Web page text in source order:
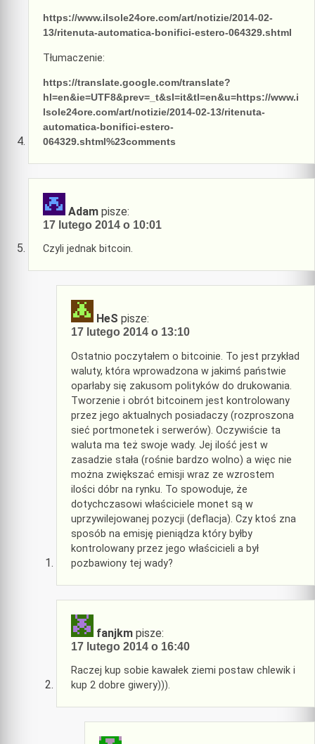
https://www.ilsole24ore.com/art/notizie/2014-02-
13/ritenuta-automatica-bonifici-estero-064329.shtml
Tłumaczenie:
https://translate.google.com/translate?
hl=en&ie=UTF8&prev=_t&sl=it&tl=en&u=https://www.i
lsole24ore.com/art/notizie/2014-02-13/ritenuta-
automatica-bonifici-estero-
064329.shtml%23comments
Adam pisze:
17 lutego 2014 o 10:01
Czyli jednak bitcoin.
HeS pisze:
17 lutego 2014 o 13:10
Ostatnio poczytałem o bitcoinie. To jest przykład
waluty, która wprowadzona w jakimś państwie
oparłaby się zakusom polityków do drukowania.
Tworzenie i obrót bitcoinem jest kontrolowany
przez jego aktualnych posiadaczy (rozproszona
sieć portmonetek i serwerów). Oczywiście ta
waluta ma też swoje wady. Jej ilość jest w
zasadzie stała (rośnie bardzo wolno) a więc nie
można zwiększać emisji wraz ze wzrostem
ilości dóbr na rynku. To spowoduje, że
dotychczasowi właściciele monet są w
uprzywilejowanej pozycji (deflacja). Czy ktoś zna
sposób na emisję pieniądza który byłby
kontrolowany przez jego właścicieli a był
pozbawiony tej wady?
fanjkm pisze:
17 lutego 2014 o 16:40
Raczej kup sobie kawałek ziemi postaw chlewik i
kup 2 dobre giwery))).